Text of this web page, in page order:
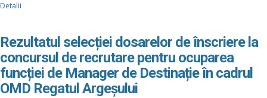
Detalii
Rezultatul selecției dosarelor de înscriere la
concursul de recrutare pentru ocuparea
funcției de Manager de Destinație în cadrul
OMD Regatul Argeșului